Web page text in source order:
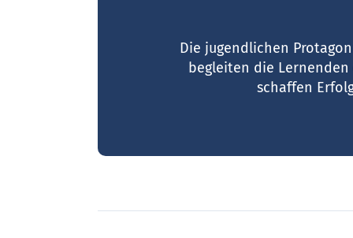
Die jugendlichen
begleiten die Lernenden
schaffen